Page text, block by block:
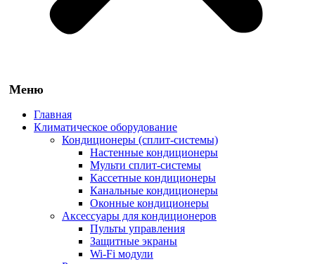
Главная
Климатическое оборудование
Кондиционеры (сплит-системы)
Настенные кондиционеры
Мульти сплит-системы
Кассетные кондиционеры
Канальные кондиционеры
Оконные кондиционеры
Аксессуары для кондиционеров
Пульты управления
Защитные экраны
Wi-Fi модули